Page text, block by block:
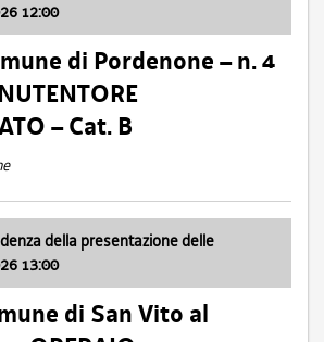
12:00
di Pordenone – n. 4
– Cat. B
della presentazione delle
13:00
di San Vito al